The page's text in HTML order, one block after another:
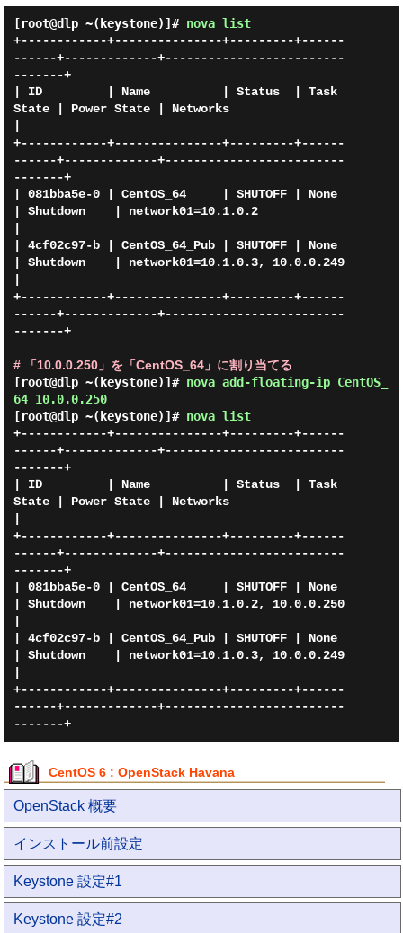
[root@dlp ~(keystone)]# nova list
+------------+---------------+---------+------
------+-------------+-------------------------
-------+
| ID         | Name          | Status  | Task
State | Power State | Networks
+------------+---------------+---------+------
------+-------------+-------------------------
-------+
| 081bba5e-0 | CentOS_64     | SHUTOFF | None
| Shutdown    | network01=10.1.0.2
| 4cf02c97-b | CentOS_64_Pub | SHUTOFF | None
| Shutdown    | network01=10.1.0.3, 10.0.0.249
+------------+---------------+---------+------
------+-------------+-------------------------
-------+
# 「10.0.0.250」を「CentOS_64」に割り当てる
[root@dlp ~(keystone)]# nova add-floating-ip CentOS_
64 10.0.0.250
[root@dlp ~(keystone)]# nova list
+------------+---------------+---------+------
------+-------------+-------------------------
-------+
| ID         | Name          | Status  | Task
State | Power State | Networks
+------------+---------------+---------+------
------+-------------+-------------------------
-------+
| 081bba5e-0 | CentOS_64     | SHUTOFF | None
| Shutdown    | network01=10.1.0.2, 10.0.0.250
| 4cf02c97-b | CentOS_64_Pub | SHUTOFF | None
| Shutdown    | network01=10.1.0.3, 10.0.0.249
+------------+---------------+---------+------
------+-------------+-------------------------
-------+
CentOS 6 : OpenStack Havana
OpenStack 概要
インストール前設定
Keystone 設定#1
Keystone 設定#2